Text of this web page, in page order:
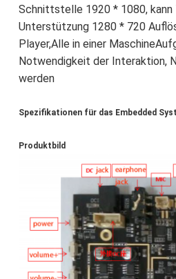
Schnittstelle 1920 * 1080, kann
Unterstützung 1280 * 720
Player,Alle in einer
Notwendigkeit der Interaktion,
werden
Spezifikationen für das Embedded
Produktbild